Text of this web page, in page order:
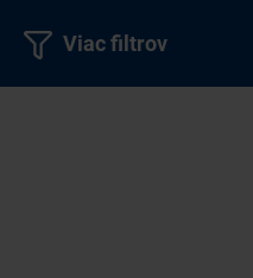
Viac filtrov